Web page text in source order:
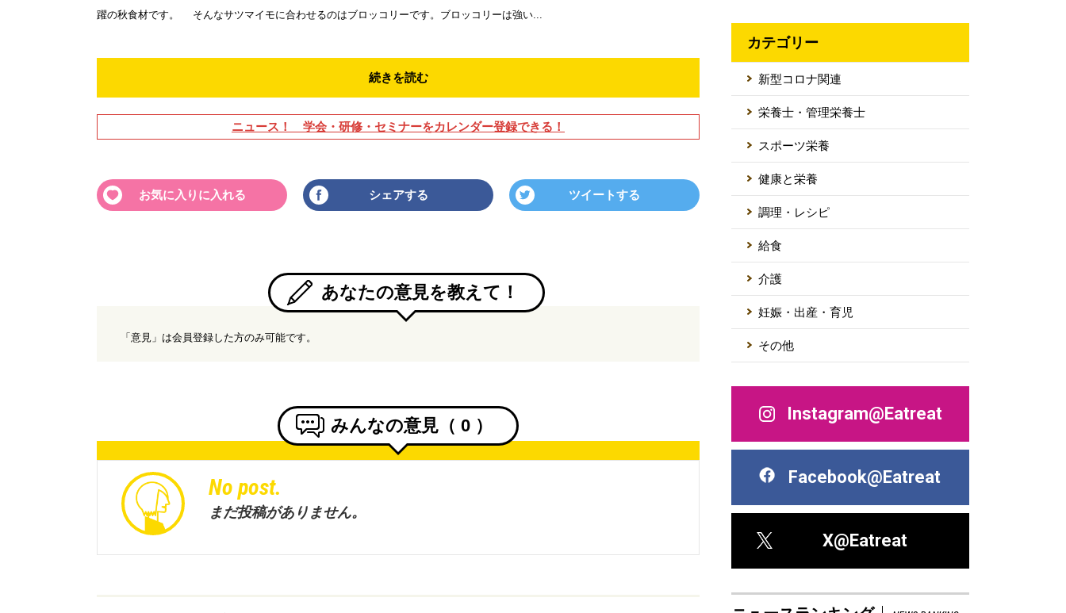
躍の秋食材です。 そんなサツマイモに合わせるのはブロッコリーです。ブロッコリーは強い...
続きを読む
ニュース！ 学会・研修・セミナーをカレンダー登録できる！
お気に入りに入れる シェアする ツイートする
あなたの意見を教えて！
「意見」は会員登録した方のみ可能です。
みんなの意見（ 0 ）
No post.
まだ投稿がありません。
カテゴリー
新型コロナ関連
栄養士・管理栄養士
スポーツ栄養
健康と栄養
調理・レシピ
給食
介護
妊娠・出産・育児
その他
Instagram@Eatreat
Facebook@Eatreat
X@Eatreat